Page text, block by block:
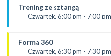
Ola C.
SALA 1
Trening ze sztangą
Czwartek, 6:00 pm - 7:00 pm
prowadząca:
Karolina
Forma 360
Czwartek, 6:30 pm - 7:30 pm